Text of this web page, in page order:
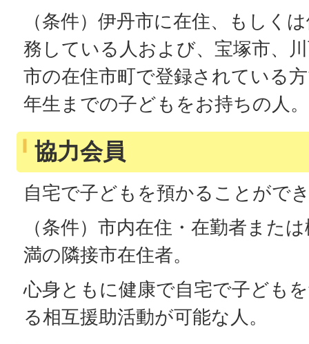
（条件）伊丹市に在住、もしく
務している人および、宝塚市、
市の在住市町で登録されている
年生までの子どもをお持ちの人。
協力会員
自宅で子どもを預かることがで
（条件）市内在住・在勤者また
満の隣接市在住者。
心身ともに健康で自宅で子ども
る相互援助活動が可能な人。